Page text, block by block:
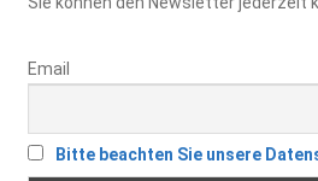
Email
Bitte beachten Sie unsere